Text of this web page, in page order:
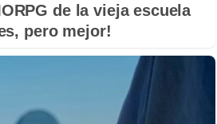
de la vieja escuela
pero mejor!